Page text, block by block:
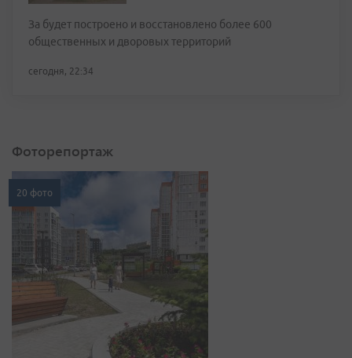
За будет построено и восстановлено более 600
общественных и дворовых территорий
сегодня, 22:34
Фоторепортаж
20 фото